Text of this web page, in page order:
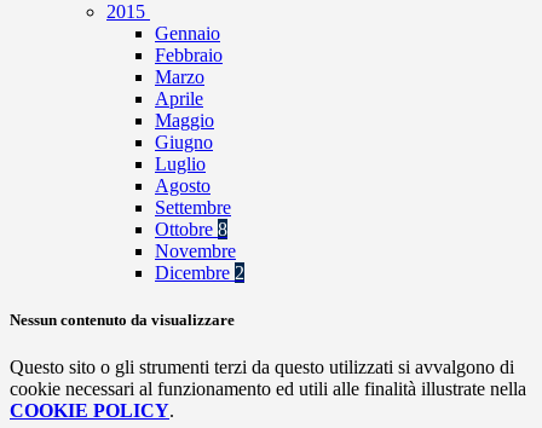
2015
Gennaio
Febbraio
Marzo
Aprile
Maggio
Giugno
Luglio
Agosto
Settembre
Ottobre 8
Novembre
Dicembre 2
Nessun contenuto da visualizzare
Questo sito o gli strumenti terzi da questo utilizzati si avvalgono di
cookie necessari al funzionamento ed utili alle finalità illustrate nella
COOKIE POLICY.